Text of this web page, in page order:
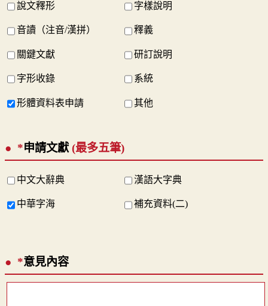
說文釋形 字樣說明
音讀（注音/漢拼） 釋義
關鍵文獻 研訂說明
字形收錄 系統
形體資料表申請 其他
*申請文獻(最多五筆)
中文大辭典 漢語大字典
中華字海 補充資料(二)
*意見內容